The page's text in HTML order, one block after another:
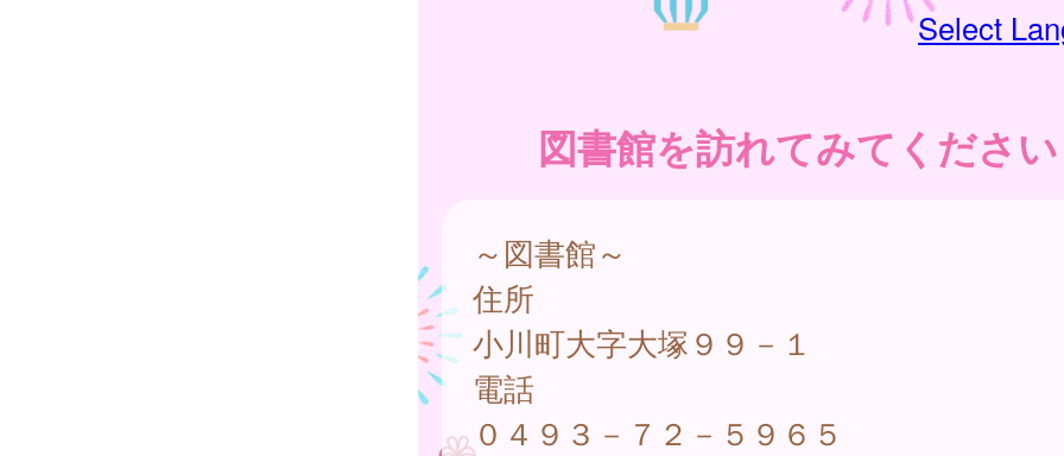
Select
図書館を訪れてみてください
～図書館～
住所
小川町大字大塚９９－１
電話
０４９３－７２－５９６５